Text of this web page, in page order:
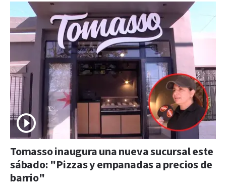
Tomasso inaugura una nueva sucursal este
sábado: "Pizzas y empanadas a precios de
barrio"